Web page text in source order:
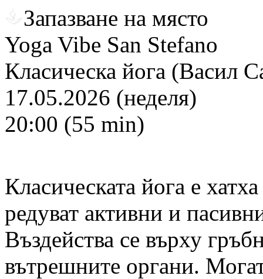
Запазване на място
Yoga Vibe San Stefano
Класическа йога (Васил
17.05.2026 (неделя)
20:00 (55 min)
Класическата йога е
редуват активни и
Въздейства се върху
вътрешните органи.